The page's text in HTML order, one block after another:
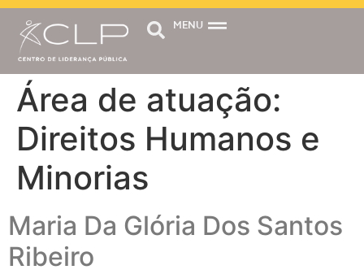
MENU
Área de atuação:
Direitos Humanos e
Minorias
Maria Da Glória Dos Santos
Ribeiro